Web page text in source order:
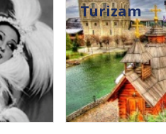
Turizam